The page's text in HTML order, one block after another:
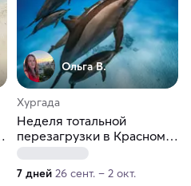
Ольга В.
Хургада
Неделя тотальной
перезагрузки в Красном
море с дельфинами
7 дней 26 сент. – 2 окт.